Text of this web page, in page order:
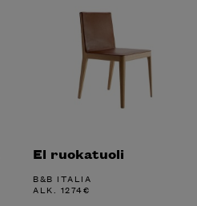
El ruokatuoli
B&B ITALIA
ALK. 1274€